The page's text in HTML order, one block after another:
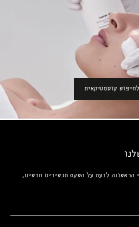
לחיפוש קוסמטיקאית
הראשונה לדעת על השקת תכשירים חדשים,